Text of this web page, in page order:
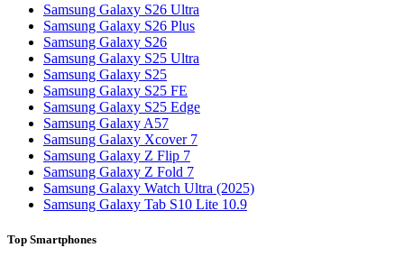
Samsung Galaxy S26 Ultra
Samsung Galaxy S26 Plus
Samsung Galaxy S26
Samsung Galaxy S25 Ultra
Samsung Galaxy S25
Samsung Galaxy S25 FE
Samsung Galaxy S25 Edge
Samsung Galaxy A57
Samsung Galaxy Xcover 7
Samsung Galaxy Z Flip 7
Samsung Galaxy Z Fold 7
Samsung Galaxy Watch Ultra (2025)
Samsung Galaxy Tab S10 Lite 10.9
Top Smartphones